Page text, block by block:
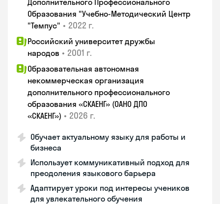
Дополнительного Профессионального
Образования "Учебно-Методический Центр
"Темпус" • 2022 г.
Российский университет дружбы
народов • 2001 г.
Образовательная автономная
некоммерческая организация
дополнительного профессионального
образования «СКАЕНГ» (ОАНО ДПО
«СКАЕНГ») • 2026 г.
Обучает актуальному языку для работы и
бизнеса
Использует коммуникативный подход для
преодоления языкового барьера
Адаптирует уроки под интересы учеников
для увлекательного обучения